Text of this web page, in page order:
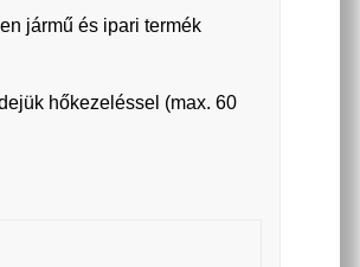
jármű és ipari termék
hőkezeléssel (max. 60